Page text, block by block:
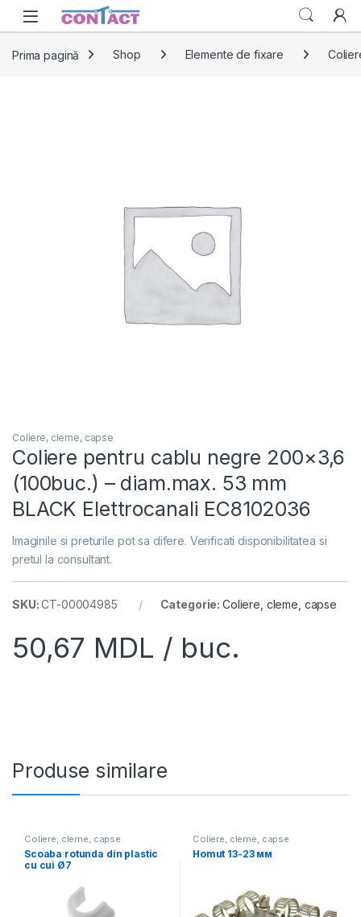
Skip to navigation
Skip to content
Prima pagină Shop Elemente de fixare
Coliere, cleme, capse
Coliere pentru cablu negre 200×3,6
(100buc.) – diam.max. 53 mm
BLACK Elettrocanali EC8102036
Imaginile si preturile pot sa difere. Verificati disponibilitatea si
pretul la consultant.
SKU:CT-00004985 Categorie: Coliere, cleme, capse
50,67 MDL / buc.
Produse similare
Coliere, cleme, capse
Scoaba rotunda din plastic
cu cui Ø7
Coliere, cleme, capse
Homut 13-23 мм